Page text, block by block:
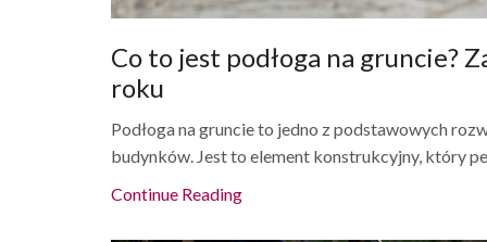
Co to jest podłoga na gruncie?
roku
Podłoga na gruncie to jedno z podstawowych
budynków. Jest to element konstrukcyjny, który
Continue Reading